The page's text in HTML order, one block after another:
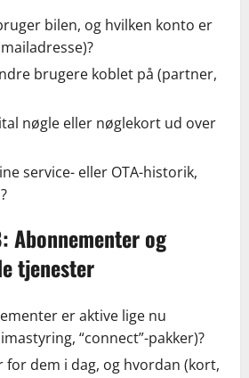
bilen, og hvilken konto er
brugere koblet på (partner,
nøgle eller nøglekort ud over
service- eller OTA-historik,
Abonnementer og
tjenester
er aktive lige nu
“connect”-pakker)?
for dem i dag, og hvordan (kort,